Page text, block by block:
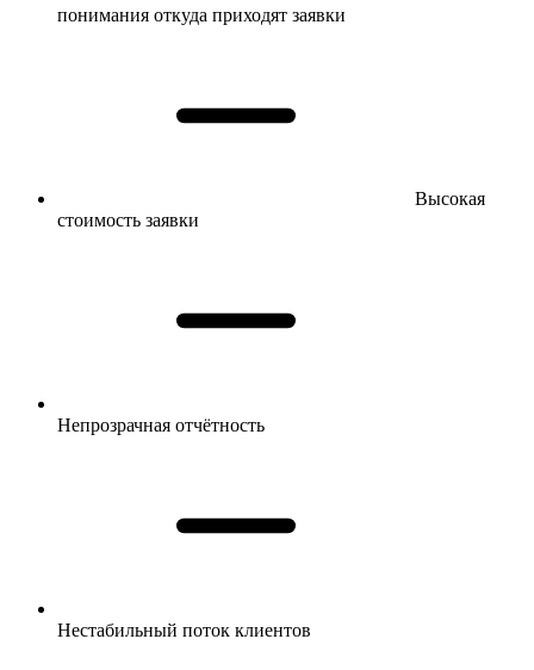
понимания откуда приходят заявки
Высокая
стоимость заявки
Непрозрачная отчётность
Нестабильный поток клиентов